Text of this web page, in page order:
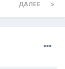
ДАЛЕЕ